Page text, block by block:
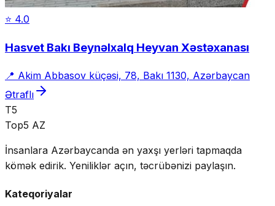
⭐ 4.0
Hasvet Bakı Beynəlxalq Heyvan Xəstəxanası
📍 Akim Abbasov küçəsi, 78, Bakı 1130, Azərbaycan
Ətraflı
T5
Top5 AZ
İnsanlara Azərbaycanda ən yaxşı yerləri tapmaqda
kömək edirik. Yeniliklər açın, təcrübənizi paylaşın.
Kateqoriyalar